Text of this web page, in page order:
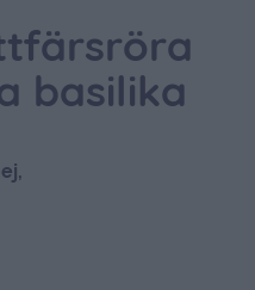
basilika